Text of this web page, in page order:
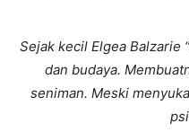
Sejak kecil Elgea Balzarie
dan budaya.
seniman. Meski